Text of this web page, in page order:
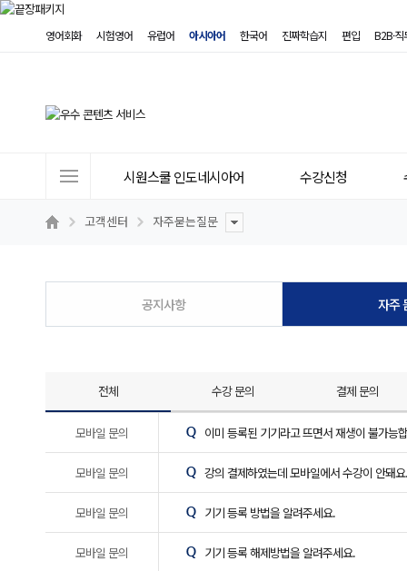
영어회화 시험영어 유럽어 아시아어 한국어 진짜학습지 편입 B2B·
트
시원스쿨 인도네시아어 수강신청
고객센터 자주묻는질문
공지사항 자주
전체 수강 문의 결제 문의
모바일 문의 이미 등록된 기기라고 뜨면서 재생이 불가능
모바일 문의 강의 결제하였는데 모바일에서 수강이 안돼요.
모바일 문의 기기 등록 방법을 알려주세요.
모바일 문의 기기 등록 해제방법을 알려주세요.